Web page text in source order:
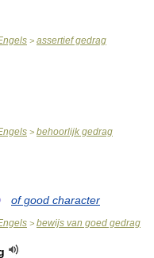
> assertief gedrag
> behoorlijk gedrag
of good character
> bewijs van goed gedrag